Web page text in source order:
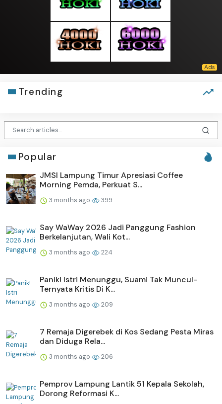
Trending
Popular
JMSI Lampung Timur Apresiasi Coffee
Morning Pemda, Perkuat S...
3 months ago 399
Say WaWay 2026 Jadi Panggung Fashion
Berkelanjutan, Wali Kot...
3 months ago 224
Panik! Istri Menunggu, Suami Tak Muncul-
Ternyata Kritis Di K...
3 months ago 209
7 Remaja Digerebek di Kos Sedang Pesta Miras
dan Diduga Rela...
3 months ago 206
Pemprov Lampung Lantik 51 Kepala Sekolah,
Dorong Reformasi K...